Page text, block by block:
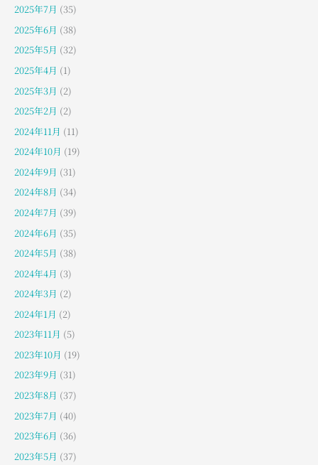
2025年7月 (35)
2025年6月 (38)
2025年5月 (32)
2025年4月 (1)
2025年3月 (2)
2025年2月 (2)
2024年11月 (11)
2024年10月 (19)
2024年9月 (31)
2024年8月 (34)
2024年7月 (39)
2024年6月 (35)
2024年5月 (38)
2024年4月 (3)
2024年3月 (2)
2024年1月 (2)
2023年11月 (5)
2023年10月 (19)
2023年9月 (31)
2023年8月 (37)
2023年7月 (40)
2023年6月 (36)
2023年5月 (37)